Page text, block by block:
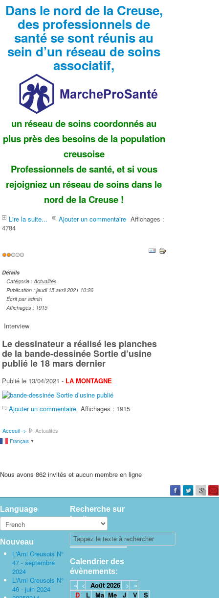
Dans le nord de la Creuse,
des professionnels de
santé se sont réunis au
sein d’un réseau de soins
associatif,
un réseau de soins coordonnés au
plus près des besoins de la population
creusoise
Professionnels de santé, et si vous
rejoigniez un réseau de soins dans le
nord de la Creuse !
Lire la suite... Ajouter un commentaire Affichages :
4784
Vote
Détails
Catégorie : Actualités
Publication : jeudi 15 avril 2021 10:26
Écrit par admin
Affichages : 1915
Interview
Le dessinateur a réalisé les planches
de la bande-dessinée Sortie d’usine
publié le 18 mars dernier
Publié le 13/04/2021 - LA MONTAGNE
Ajouter un commentaire Affichages : 1915
Acceuil -> Actualités
Français ▼
Nous avons 862 invités et aucun membre en ligne
Language
Nouveau
L'Ami Creusois N°
47 - septembre
2024
L'Ami Creusois N°
46 - juin 2024
Recherche sur
le site
Calendrier des
évènements:
« < Août 2026 >
»
D
L Ma Me J V S